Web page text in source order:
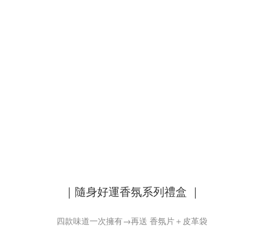
｜隨身好運香氛系列禮盒 ｜
四款味道一次擁有→再送 香氛片＋皮革袋